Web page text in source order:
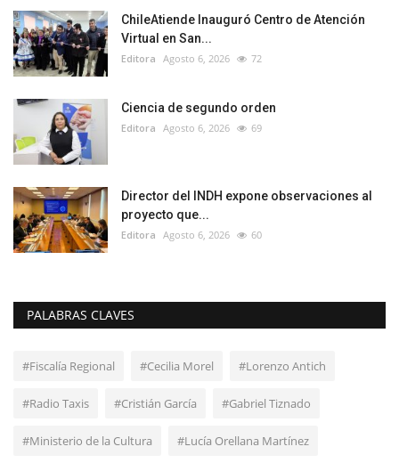
ChileAtiende Inauguró Centro de Atención
Virtual en San...
Editora Agosto 6, 2026 72
Ciencia de segundo orden
Editora Agosto 6, 2026 69
Director del INDH expone observaciones al
proyecto que...
Editora Agosto 6, 2026 60
PALABRAS CLAVES
#Fiscalía Regional #Cecilia Morel #Lorenzo Antich
#Radio Taxis #Cristián García #Gabriel Tiznado
#Ministerio de la Cultura #Lucía Orellana Martínez